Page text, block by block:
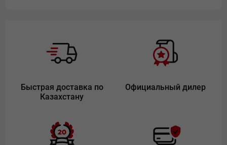
Быстрая доставка по
Казахстану
Официальный дилер